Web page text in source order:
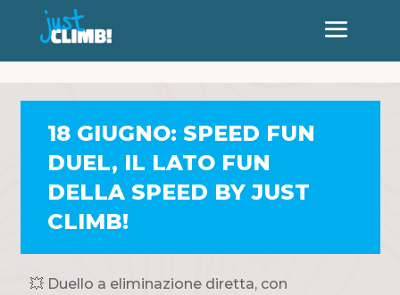
18 GIUGNO: SPEED FUN
DUEL, IL LATO FUN
DELLA SPEED BY JUST
CLIMB!
💥 Duello a eliminazione diretta, con